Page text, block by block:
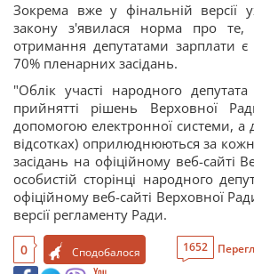
Зокрема вже у фінальній версії
закону з'явилася норма про
отримання депутатами зарплати
70% пленарних засідань.
"Облік участі народного
прийнятті рішень Верховної
допомогою електронної системи, а
відсотках) оприлюднюються за
засідань на офіційному веб-сайті
особистій сторінці народного
офіційному веб-сайті Верховної
версії регламенту Ради.
0 Сподобалося 1652